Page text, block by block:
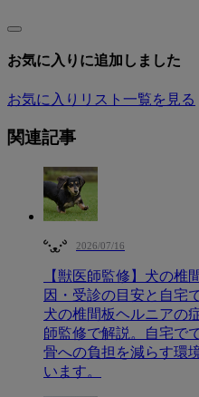
お気に入りに追加しました
お気に入りリスト一覧を見る
関連記事
2026/07/16
【獣医師監修】犬の椎
因・受診の目安と自宅
犬の椎間板ヘルニアの
師監修で解説。自宅で
骨への負担を減らす環
います。